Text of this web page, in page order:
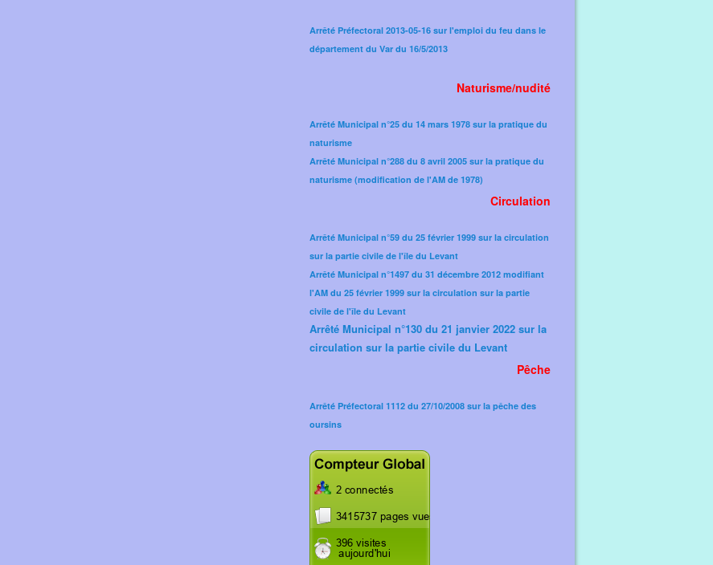
Arrêté Préfectoral 2013-05-16 sur l'emploi du feu dans le
département du Var du 16/5/2013
Naturisme/nudité
Arrêté Municipal n°25 du 14 mars 1978 sur la pratique du
naturisme
Arrêté Municipal n°288 du 8 avril 2005 sur la pratique du
naturisme (modification de l'AM de 1978)​
Circulation
Arrêté Municipal n°59 du 25 février 1999 sur la circulation
sur la partie civile de l'île du Levant
Arrêté Municipal n°1497 du 31 décembre 2012 modifiant
l'AM du 25 février 1999 sur la circulation sur la partie
civile de l'île du Levant
Arrêté Municipal n°130 du 21 janvier 2022 sur la
circulation sur la partie civile du Levant
Pêche
Arrêté Préfectoral 1112 du 27/10/2008 sur la pêche des
oursins